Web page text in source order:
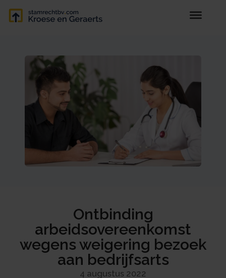
Ontbinding
arbeidsovereenkomst
wegens weigering bezoek
aan bedrijfsarts
4 augustus 2022